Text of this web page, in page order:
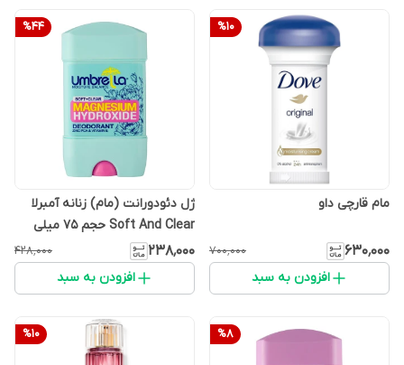
%10
مام قارچی داو
۶۳۰٬۰۰۰ ۷۰۰٬۰۰۰
افزودن به سبد
%44
ژل دئودورانت (مام) زنانه آمبرلا
Soft And Clear حجم 75 میلی
لیتر
۲۳۸٬۰۰۰ ۴۲۸٬۰۰۰
افزودن به سبد
%8
%10